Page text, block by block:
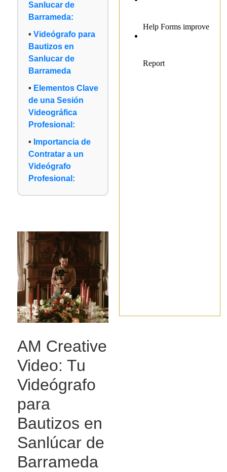
Sanlucar de
Barrameda:
Videógrafo para
Bautizos en
Sanlucar de
Barrameda
Elementos Clave
de una Sesión
Videográfica
Profesional:
Importancia de
Contratar a un
Videógrafo
Profesional:
AM Creative
Video: Tu
Videógrafo
para
Bautizos en
Sanlúcar de
Barrameda